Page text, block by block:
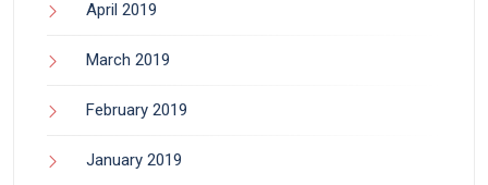
April 2019
March 2019
February 2019
January 2019